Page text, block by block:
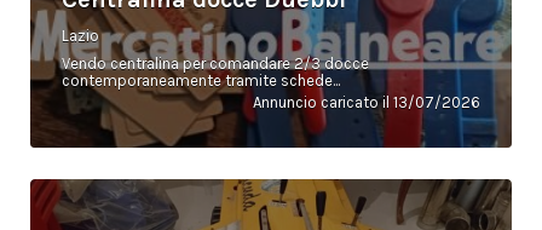
Lazio
Vendo centralina per comandare 2/3 docce
contemporaneamente tramite schede...
Annuncio caricato il 13/07/2026